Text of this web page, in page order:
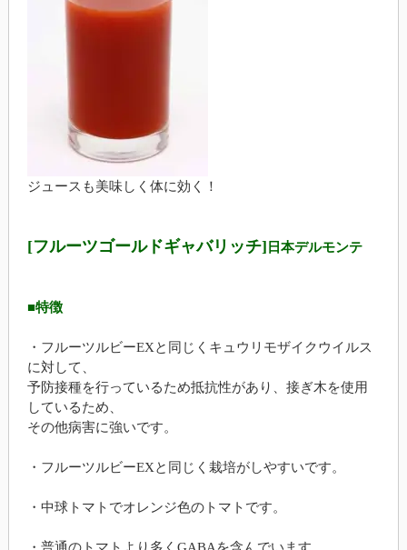
ジュースも美味しく体に効く！
[フルーツゴールドギャバリッチ] 日本デルモンテ
■特徴
・フルーツルビーEXと同じくキュウリモザイクウイルス
に対して、
予防接種を行っているため抵抗性があり、接ぎ木を使用
しているため、
その他病害に強いです。
・フルーツルビーEXと同じく栽培がしやすいです。
・中球トマトでオレンジ色のトマトです。
・普通のトマトより多くGABAを含んでいます